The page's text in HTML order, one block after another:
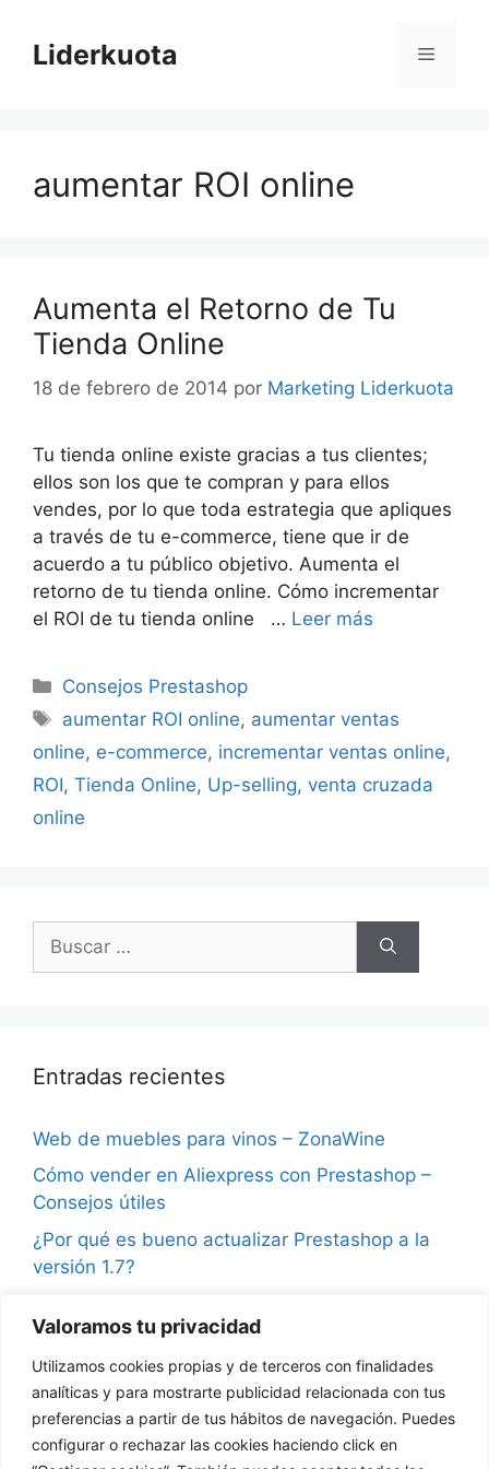
Valoramos tu privacidad
Utilizamos cookies propias y de terceros con finalidades
analíticas y para mostrarte publicidad relacionada con tus
preferencias a partir de tus hábitos de navegación. Puedes
configurar o rechazar las cookies haciendo click en
contenido
Liderkuota Menú
aumentar ROI online
Aumenta el Retorno de Tu
Tienda Online
18 de febrero de 2014 por Marketing Liderkuota
Tu tienda online existe gracias a tus clientes;
ellos son los que te compran y para ellos
vendes, por lo que toda estrategia que apliques
a través de tu e-commerce, tiene que ir de
acuerdo a tu público objetivo. Aumenta el
retorno de tu tienda online. Cómo incrementar
el ROI de tu tienda online … Leer más
Categorías
Consejos Prestashop
Etiquetas
aumentar ROI online, aumentar ventas
online, e-commerce, incrementar ventas online,
ROI, Tienda Online, Up-selling, venta cruzada
online
Entradas recientes
Web de muebles para vinos – ZonaWine
Cómo vender en Aliexpress con Prestashop –
Consejos útiles
¿Por qué es bueno actualizar Prestashop a la
versión 1.7?
seguidores
¿Qué son las notificaciones push en
Prestashop?